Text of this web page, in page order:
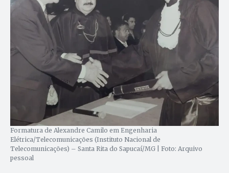
Formatura de Alexandre Camilo em Engenharia
Elétrica/Telecomunicações (Instituto Nacional de
Telecomunicações) – Santa Rita do Sapucaí/MG | Foto: Arquivo
pessoal